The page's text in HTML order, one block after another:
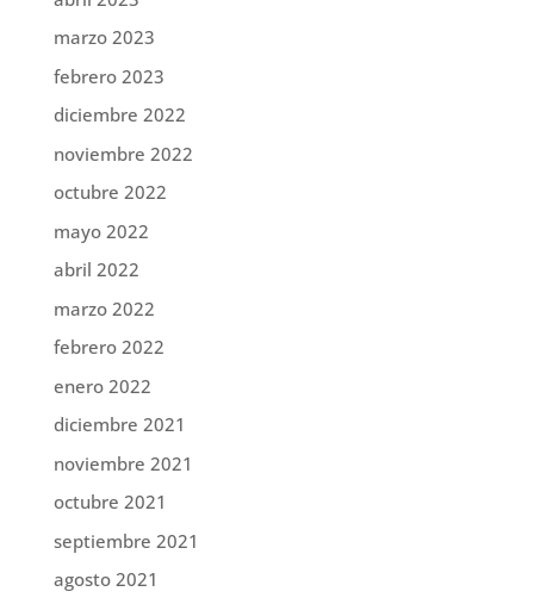
marzo 2023
febrero 2023
diciembre 2022
noviembre 2022
octubre 2022
mayo 2022
abril 2022
marzo 2022
febrero 2022
enero 2022
diciembre 2021
noviembre 2021
octubre 2021
septiembre 2021
agosto 2021